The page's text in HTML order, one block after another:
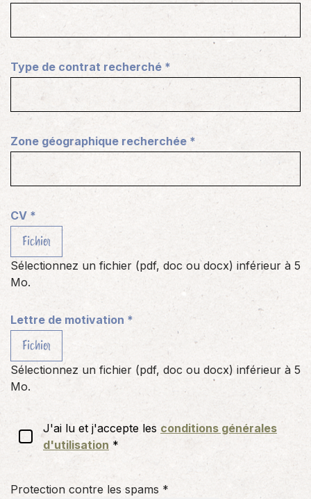
Type de contrat recherché *
Zone géographique recherchée *
CV *
Fichier
Sélectionnez un fichier (pdf, doc ou docx) inférieur à 5
Mo.
Lettre de motivation *
Fichier
Sélectionnez un fichier (pdf, doc ou docx) inférieur à 5
Mo.
J'ai lu et j'accepte les conditions générales
d'utilisation *
Protection contre les spams *